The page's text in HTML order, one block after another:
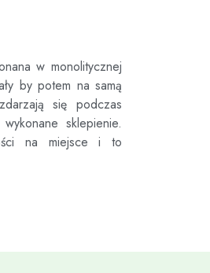
w monolitycznej
by potem na samą
się podczas
sklepienie.
na miejsce i to